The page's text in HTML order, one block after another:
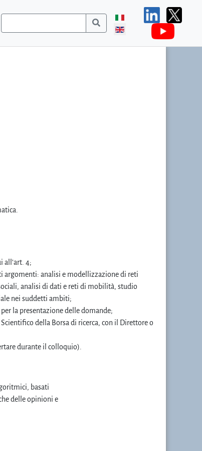
all’art. 4;
argomenti: analisi e modellizzazione di reti
analisi di dati e reti di mobilità, studio
nei suddetti ambiti;
la presentazione delle domande;
della Borsa di ricerca, con il Direttore o
durante il colloquio).
basati
delle opinioni e